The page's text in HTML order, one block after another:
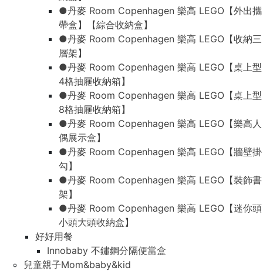
●丹麥 Room Copenhagen 樂高 LEGO【外出攜
帶盒】【綜合收納盒】
●丹麥 Room Copenhagen 樂高 LEGO【收納三
層架】
●丹麥 Room Copenhagen 樂高 LEGO【桌上型
4格抽屜收納箱】
●丹麥 Room Copenhagen 樂高 LEGO【桌上型
8格抽屜收納箱】
●丹麥 Room Copenhagen 樂高 LEGO【樂高人
偶展示盒】
●丹麥 Room Copenhagen 樂高 LEGO【牆壁掛
勾】
●丹麥 Room Copenhagen 樂高 LEGO【裝飾書
架】
●丹麥 Room Copenhagen 樂高 LEGO【迷你頭
小頭大頭收納盒】
好好用餐
Innobaby 不鏽鋼分隔便當盒
兒童親子Mom&baby&kid